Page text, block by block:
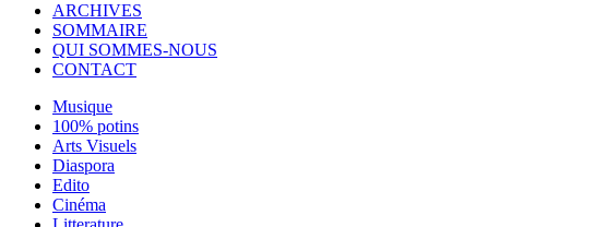
ARCHIVES
SOMMAIRE
QUI SOMMES-NOUS
CONTACT
Musique
100% potins
Arts Visuels
Diaspora
Edito
Cinéma